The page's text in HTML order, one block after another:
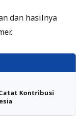
dan hasilnya
Kontribusi